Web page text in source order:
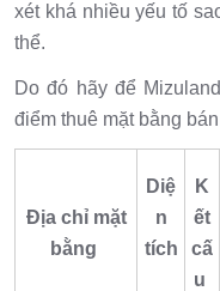
xét khá nhiều yếu tố
thể.
Do đó hãy để
điểm thuê mặt bằng
Địa chỉ mặt
bằng
Diệ
n
tích
K
ết
cấ
u